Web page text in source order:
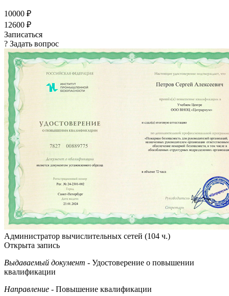
10000 ₽
12600 ₽
Записаться
? Задать вопрос
Администратор вычислительных сетей (104 ч.)
Открыта запись
Выдаваемый документ - Удостоверение о повышении
квалификации
Направление - Повышение квалификации